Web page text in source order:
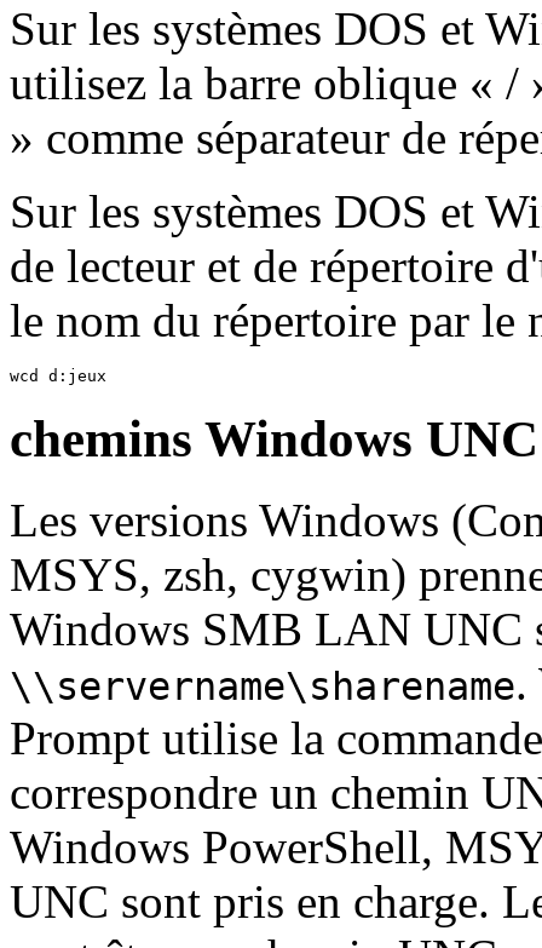
Sur les systèmes DOS et
utilisez la barre oblique « /
» comme séparateur de
Sur les systèmes DOS et
de lecteur et de répertoire
le nom du répertoire par le
wcd d:jeux
chemins Windows UNC
Les versions Windows
MSYS, zsh, cygwin)
Windows SMB LAN UNC
\\servername\sharename.
Prompt utilise la
correspondre un chemin
Windows PowerShell,
UNC sont pris en charge.